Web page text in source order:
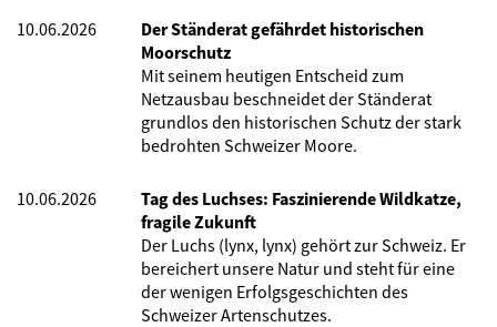
10.06.2026
Der Ständerat gefährdet historischen
Moorschutz
Mit seinem heutigen Entscheid zum
Netzausbau beschneidet der Ständerat
grundlos den historischen Schutz der stark
bedrohten Schweizer Moore.
10.06.2026
Tag des Luchses: Faszinierende Wildkatze,
fragile Zukunft
Der Luchs (lynx, lynx) gehört zur Schweiz. Er
bereichert unsere Natur und steht für eine
der wenigen Erfolgsgeschichten des
Schweizer Artenschutzes.